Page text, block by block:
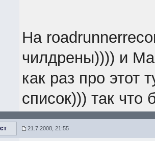
На
чилдрены)))) и
как раз про этот
список))) так что
21.7.2008, 21:55